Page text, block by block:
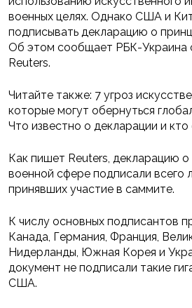
военных целях. Однако США и
подписывать декларацию о
Об этом сообщает РБК-Украина
Reuters.
Читайте также: 7 угроз
которые могут обернуться
Что известно о декларации и
Как пишет Reuters, декларацию
военной сфере подписали всего
принявших участие в саммите.
К числу основных подписантов
Канада, Германия, Франция,
Нидерланды, Южная Корея и
документ не подписали такие
США.